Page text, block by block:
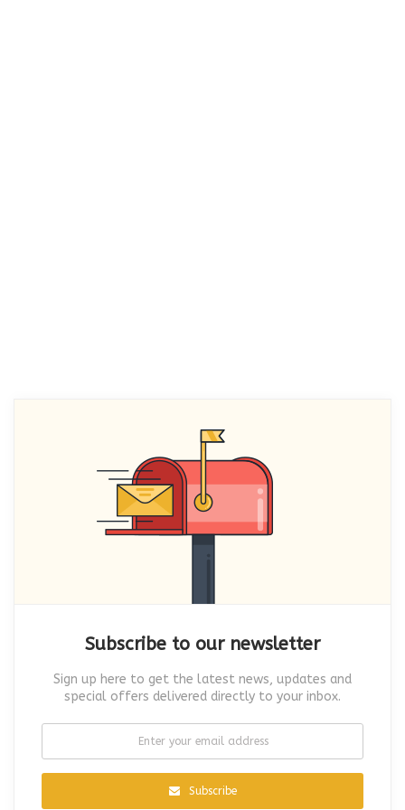
Subscribe to our newsletter
Sign up here to get the latest news, updates and
special offers delivered directly to your inbox.
Subscribe